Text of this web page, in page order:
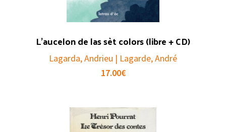
L’aucelon de las sèt colors (libre + CD)
Lagarda, Andrieu | Lagarde, André
17.00€